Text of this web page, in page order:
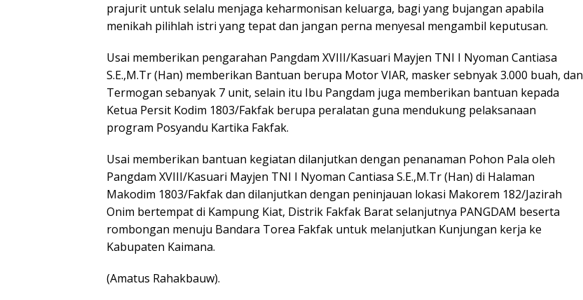
prajurit untuk selalu menjaga keharmonisan keluarga, bagi yang bujangan apabila
menikah pilihlah istri yang tepat dan jangan perna menyesal mengambil keputusan.
Usai memberikan pengarahan Pangdam XVIII/Kasuari Mayjen TNI I Nyoman Cantiasa
S.E.,M.Tr (Han) memberikan Bantuan berupa Motor VIAR, masker sebnyak 3.000 buah, dan
Termogan sebanyak 7 unit, selain itu Ibu Pangdam juga memberikan bantuan kepada
Ketua Persit Kodim 1803/Fakfak berupa peralatan guna mendukung pelaksanaan
program Posyandu Kartika Fakfak.
Usai memberikan bantuan kegiatan dilanjutkan dengan penanaman Pohon Pala oleh
Pangdam XVIII/Kasuari Mayjen TNI I Nyoman Cantiasa S.E.,M.Tr (Han) di Halaman
Makodim 1803/Fakfak dan dilanjutkan dengan peninjauan lokasi Makorem 182/Jazirah
Onim bertempat di Kampung Kiat, Distrik Fakfak Barat selanjutnya PANGDAM beserta
rombongan menuju Bandara Torea Fakfak untuk melanjutkan Kunjungan kerja ke
Kabupaten Kaimana.
(Amatus Rahakbauw).